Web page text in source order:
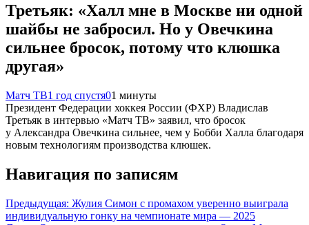
Третьяк: «Халл мне в Москве ни одной
шайбы не забросил. Но у Овечкина
сильнее бросок, потому что клюшка
другая»
Матч ТВ1 год спустя01 минуты
Президент Федерации хоккея России (ФХР) Владислав
Третьяк в интервью «Матч ТВ» заявил, что бросок
у Александра Овечкина сильнее, чем у Бобби Халла благодаря
новым технологиям производства клюшек.
Навигация по записям
Предыдущая: Жулия Симон с промахом уверенно выиграла
индивидуальную гонку на чемпионате мира — 2025